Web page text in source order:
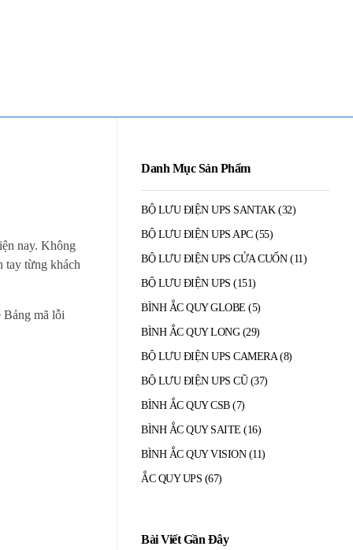
nay. Không
tay từng khách
Bảng mã lỗi
Danh Mục Sản Phẩm
BỘ LƯU ĐIỆN UPS SANTAK (32)
BỘ LƯU ĐIỆN UPS APC (55)
BỘ LƯU ĐIỆN UPS CỬA CUỐN (11)
BỘ LƯU ĐIỆN UPS (151)
BÌNH ẮC QUY GLOBE (5)
BÌNH ẮC QUY LONG (29)
BỘ LƯU ĐIỆN UPS CAMERA (8)
BỘ LƯU ĐIỆN UPS CŨ (37)
BÌNH ẮC QUY CSB (7)
BÌNH ẮC QUY SAITE (16)
BÌNH ẮC QUY VISION (11)
ẮC QUY UPS (67)
Bài Viết Gần Đây